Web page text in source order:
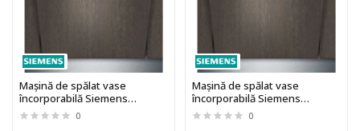
Maşină de spălat vase
încorporabilă Siemens
SN636X01KE0
Maşină de spălat vase
încorporabilă Siemens
SN636X03ME
0